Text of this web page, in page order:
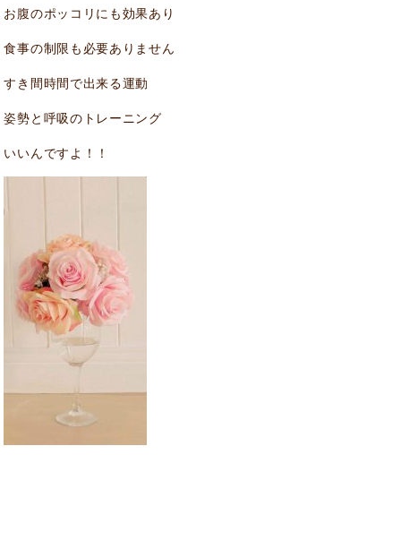
お腹のポッコリにも効果あり
食事の制限も必要ありません
すき間時間で出来る運動
姿勢と呼吸のトレーニング
いいんですよ！！